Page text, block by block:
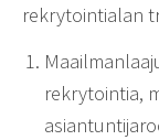
rekrytointialan
rekrytointia,